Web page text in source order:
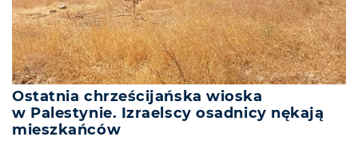
Ostatnia chrześcijańska wioska
w Palestynie. Izraelscy osadnicy nękają
mieszkańców